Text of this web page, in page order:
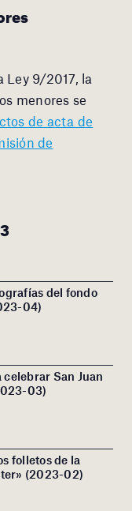
Ley 9/2017, la
menores se
de acta de
de
del fondo
04)
San Juan
03)
folletos de la
(2023-02)